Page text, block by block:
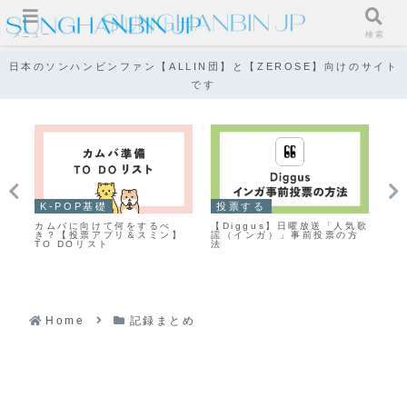
日本のソンハンビンファン【ALLIN団】と【ZEROSE】向けのサイト
です
K-POP基礎
カムバに向けて何をするべ
き？【投票アプリ＆スミン】
TO DOリスト
投票する
【Diggus】日曜放送「人気歌
謡（インガ）」事前投票の方
法
Home 記録まとめ
メニュー 検索